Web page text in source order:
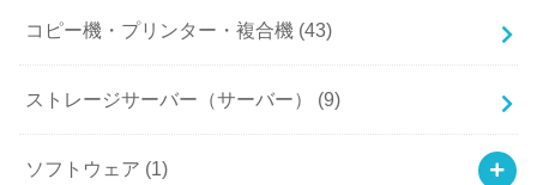
コピー機・プリンター・複合機 (43)
ストレージサーバー（サーバー） (9)
ソフトウェア (1)